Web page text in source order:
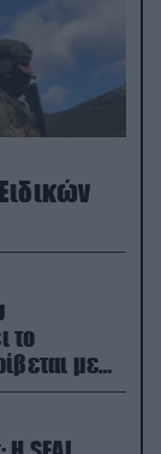
το
με